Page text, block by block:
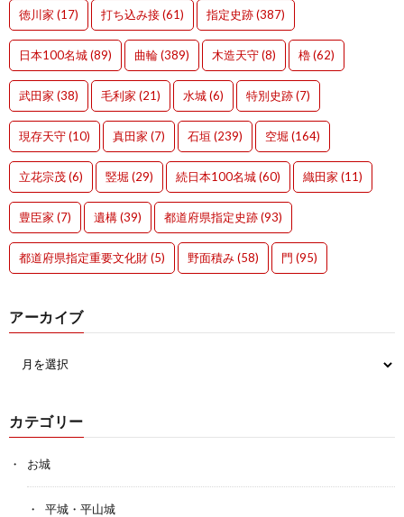
徳川家 (17) 打ち込み接(61) 指定史跡(387)
日本100名城(89) 曲輪(389) 木造天守(8) 櫓(62)
武田家 (38) 毛利家 (21) 水城(6) 特別史跡(7)
現存天守(10) 真田家 (7) 石垣 (239) 空堀 (164)
立花宗茂(6) 竪堀 (29) 続日本100名城(60) 織田家 (11)
豊臣家 (7) 遺構(39) 都道府県指定史跡(93)
都道府県指定重要文化財(5) 野面積み(58) 門 (95)
アーカイブ
カテゴリー
お城
平城・平山城